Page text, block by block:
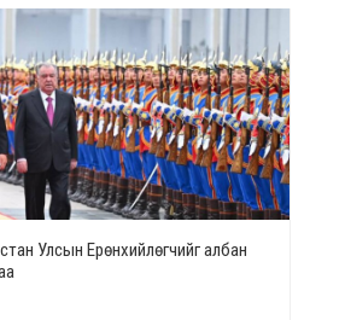
Улсын Ерөнхийлөгчийг албан